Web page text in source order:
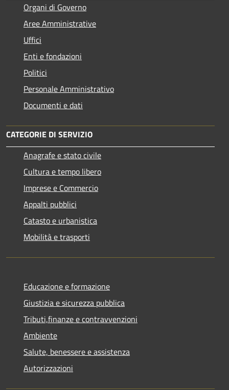
Organi di Governo
Aree Amministrative
Uffici
Enti e fondazioni
Politici
Personale Amministrativo
Documenti e dati
CATEGORIE DI SERVIZIO
Anagrafe e stato civile
Cultura e tempo libero
Imprese e Commercio
Appalti pubblici
Catasto e urbanistica
Mobilità e trasporti
Educazione e formazione
Giustizia e sicurezza pubblica
Tributi,finanze e contravvenzioni
Ambiente
Salute, benessere e assistenza
Autorizzazioni